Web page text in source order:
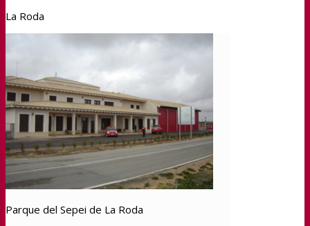
La Roda
Parque del Sepei de La Roda